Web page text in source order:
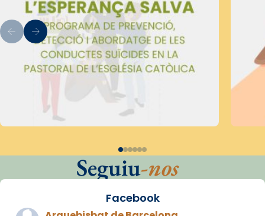
Seguiu-nos
Facebook